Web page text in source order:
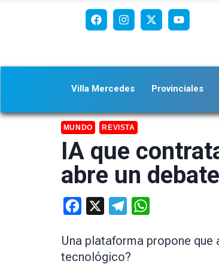
Villa Mercedes Provinciales
MUNDO REVISTA
IA que
abre un
Facebook Telegram
Una plataforma propone
tecnológico?